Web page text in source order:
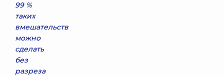
99 %
таких
вмешательств
можно
сделать
без
разреза